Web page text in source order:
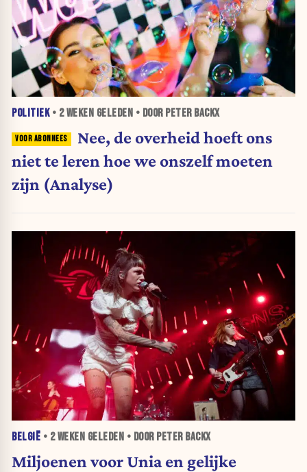
POLITIEK• 2 WEKEN GELEDEN • DOOR PETER BACKX
Nee, de overheid hoeft ons
niet te leren hoe we onszelf moeten
zijn (Analyse)
BELGIË • 2 WEKEN GELEDEN • DOOR PETER BACKX
Miljoenen voor Unia en gelijke